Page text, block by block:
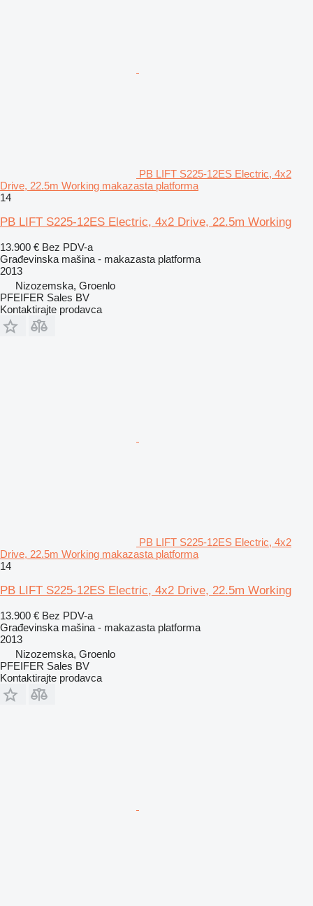
PB LIFT S225-12ES Electric, 4x2
Drive, 22.5m Working makazasta platforma
14
PB LIFT S225-12ES Electric, 4x2 Drive, 22.5m Working
13.900 € Bez PDV-a
Građevinska mašina - makazasta platforma
2013
Nizozemska, Groenlo
PFEIFER Sales BV
Kontaktirajte prodavca
PB LIFT S225-12ES Electric, 4x2
Drive, 22.5m Working makazasta platforma
14
PB LIFT S225-12ES Electric, 4x2 Drive, 22.5m Working
13.900 € Bez PDV-a
Građevinska mašina - makazasta platforma
2013
Nizozemska, Groenlo
PFEIFER Sales BV
Kontaktirajte prodavca